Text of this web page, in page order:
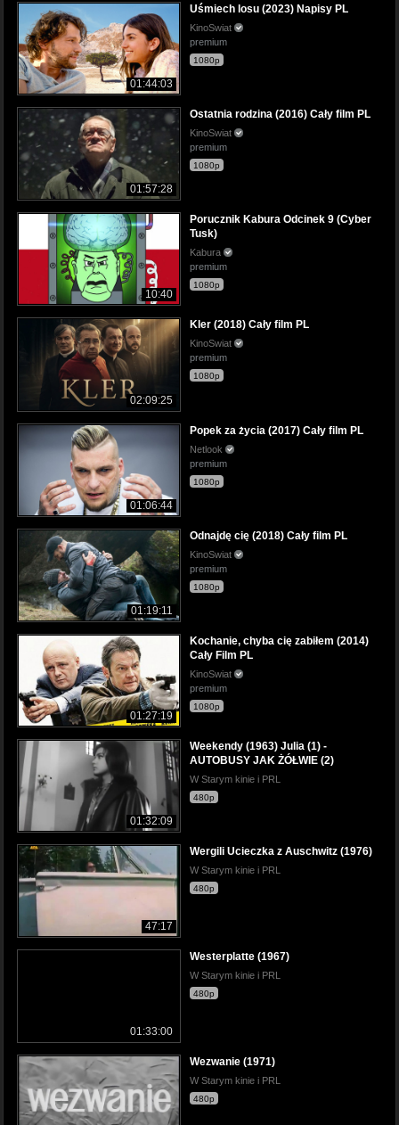
01:44:03
Uśmiech losu (2023) Napisy PL
KinoSwiat
premium
1080p
01:57:28
Ostatnia rodzina (2016) Cały film PL
KinoSwiat
premium
1080p
10:40
Porucznik Kabura Odcinek 9 (Cyber
Tusk)
Kabura
premium
1080p
02:09:25
Kler (2018) Cały film PL
KinoSwiat
premium
1080p
01:06:44
Popek za życia (2017) Cały film PL
Netlook
premium
1080p
01:19:11
Odnajdę cię (2018) Cały film PL
KinoSwiat
premium
1080p
01:27:19
Kochanie, chyba cię zabiłem (2014)
Cały Film PL
KinoSwiat
premium
1080p
01:32:09
Weekendy (1963) Julia (1) -
AUTOBUSY JAK ŻÓŁWIE (2)
W Starym kinie i PRL
480p
47:17
Wergili Ucieczka z Auschwitz (1976)
W Starym kinie i PRL
480p
01:33:00
Westerplatte (1967)
W Starym kinie i PRL
480p
Wezwanie (1971)
W Starym kinie i PRL
480p